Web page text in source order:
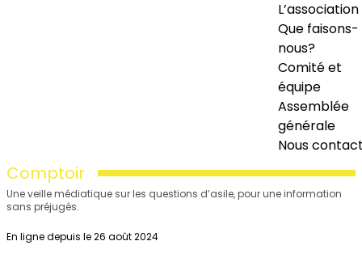
L’association
Que faisons-
nous?
Comité et
équipe
Assemblée
générale
Nous
Comptoir
Une veille médiatique sur les questions d’asile, pour une information
sans préjugés.
En ligne depuis le 26 août 2024